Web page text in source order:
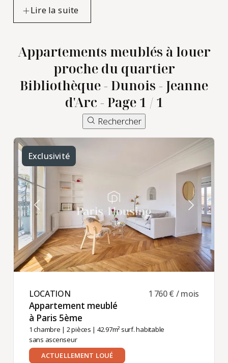
Appartements meublés à louer
proche du quartier
Bibliothèque - Dunois - Jeanne
d'Arc - Page 1 / 1
Rechercher
Exclusivité
LOCATION ​
Appartement meublé
à Paris 5ème ​
1 chambre | 2 pièces | 42.97m² surf. habitable
sans ascenseur
1 760 € / mois
ACTUELLEMENT LOUÉ